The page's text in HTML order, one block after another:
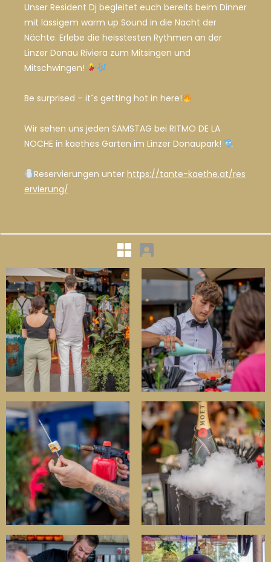
Unser Resident Dj begleitet euch bereits beim Dinner
mit lässigem warm up Sound in die Nacht der
Nächte. Erlebe die heisstesten Rythmen an der
Linzer Donau Riviera zum Mitsingen und
Mitschwingen!
Be surprised – it´s getting hot in here!
Wir sehen uns jeden SAMSTAG bei RITMO DE LA
NOCHE in kaethes Garten im Linzer Donaupark!
Reservierungen unter https://tante-kaethe.at/res
ervierung/